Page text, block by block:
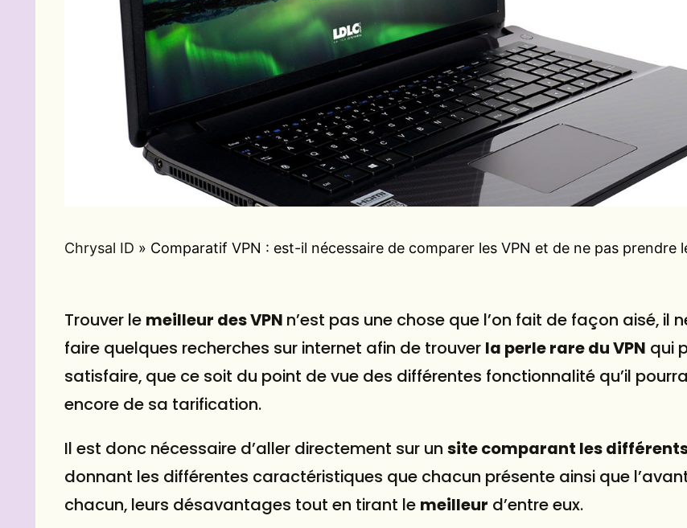
Chrysal ID » Comparatif VPN : est-il nécessaire de comparer les VPN et de ne pas prendre
Trouver le meilleur desVPN n’est pas une chose que l’on fait de façon aisé, il
faire quelques recherches sur internet afin de trouver la perle rare du VPN qui
satisfaire, que ce soit du point de vue des différentes fonctionnalité qu’il
encore de sa tarification.
Il est donc nécessaire d’aller directement sur un site comparant les différents
donnant les différentes caractéristiques que chacun présente ainsi que
chacun, leurs désavantages tout en tirant le meilleur d’entre eux.